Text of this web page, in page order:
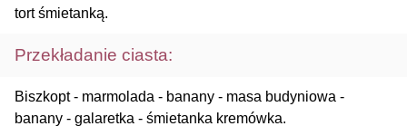
tort śmietanką.
Przekładanie ciasta:
Biszkopt - marmolada - banany - masa budyniowa -
banany - galaretka - śmietanka kremówka.